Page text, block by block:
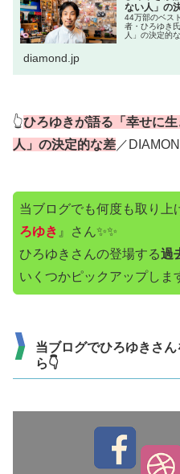
ない人」の
44万部のベス
者・ひろゆき
人」の決定的
diamond.jp
👆ひろゆきが語る「幸せに
人」の決定的な差 ／
当ブログでも何度も取り上
ろゆき 』さん✨✨
ひろゆきさんの登場する過
いくつかピックアップしま
当ブログでひろゆきさ
ら👇